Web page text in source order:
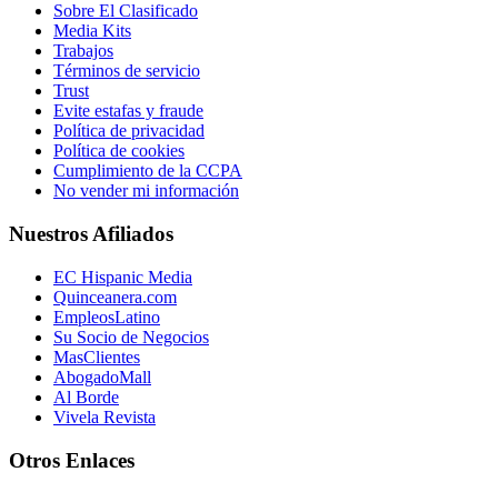
Sobre El Clasificado
Media Kits
Trabajos
Términos de servicio
Trust
Evite estafas y fraude
Política de privacidad
Política de cookies
Cumplimiento de la CCPA
No vender mi información
Nuestros Afiliados
EC Hispanic Media
Quinceanera.com
EmpleosLatino
Su Socio de Negocios
MasClientes
AbogadoMall
Al Borde
Vivela Revista
Otros Enlaces